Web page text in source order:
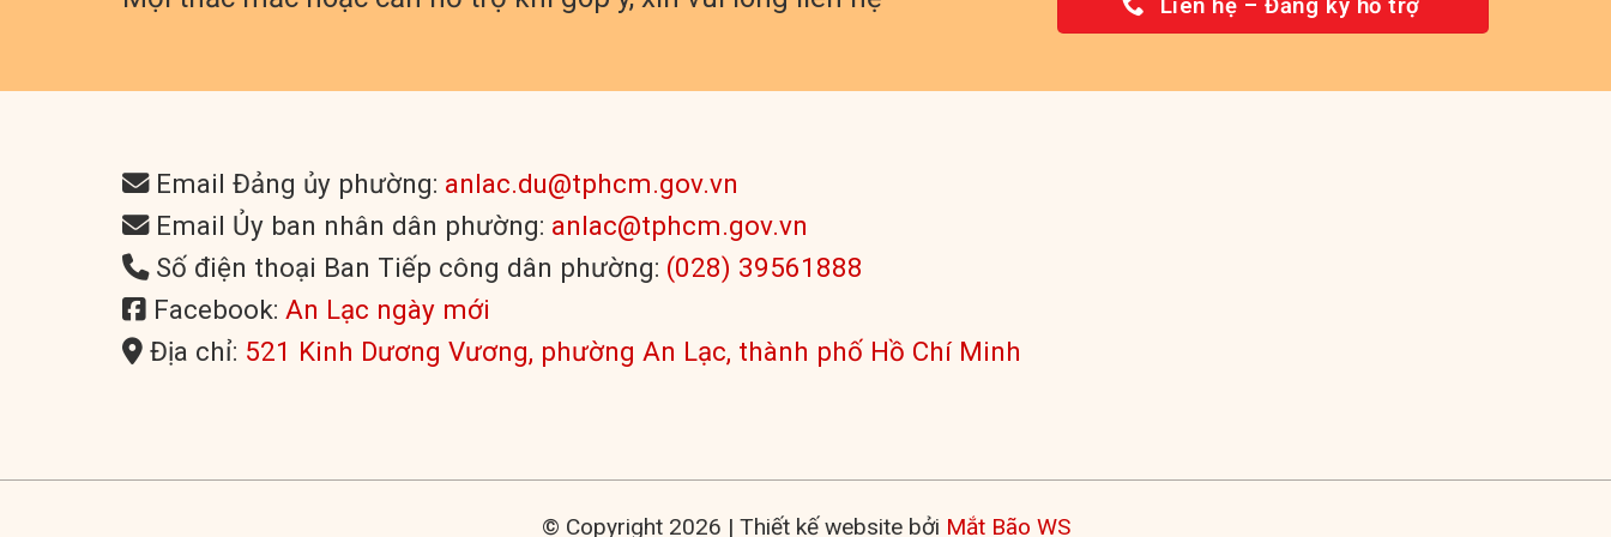
Email Đảng ủy phường: anlac.du@tphcm.gov.vn
Email Ủy ban nhân dân phường: anlac@tphcm.gov.vn
Số điện thoại Ban Tiếp công dân phường: (028) 39561888
Facebook: An Lạc ngày mới
Địa chỉ: 521 Kinh Dương Vương, phường An Lạc, thành phố Hồ Chí Minh
© Copyright 2026 | Thiết kế website bởi Mắt Bão WS